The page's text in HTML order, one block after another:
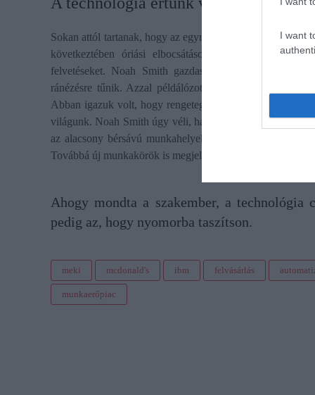
I want
Sokan attól tartanak, hogy az egyre nagyobb teret nyerő
következtében óriási elbocsátások várhatók.
felvetéseket. Noah Smith gazdasági elemző szerint
ránézésre tűnik. Azzal példálózott, hogy az Ipari
Abban igazuk volt, hogy rengeteg munkakör szerepét
világunk. Noah Smith úgy véli, hasonló következményei
az alacsony bérsávú munkahelyek, akkor a megmaradt
Továbbá új munkakörök is megjelennek a piacon. A
Ahogy mondta a szakember, a
pedig az, hogy nyomorba taszítson.
meki mcdonald's ibm felvásárlás
munkaerőpiac